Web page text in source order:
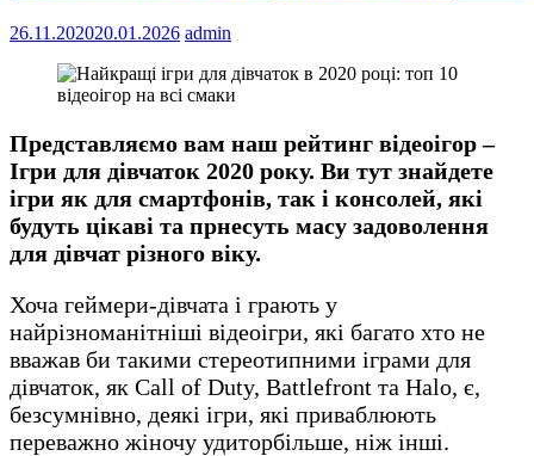
26.11.202020.01.2026 admin
Представляємо вам наш рейтинг відеоігор –
Ігри для дівчаток 2020 року. Ви тут знайдете
ігри як для смартфонів, так і консолей, які
будуть цікаві та прнесуть масу задоволення
для дівчат різного віку.
Хоча геймери-дівчата і грають у
найрізноманітніші відеоігри, які багато хто не
вважав би такими стереотипними іграми для
дівчаток, як Call of Duty, Battlefront та Halo, є,
безсумнівно, деякі ігри, які приваблюють
переважно жіночу удиторбільше, ніж інші.